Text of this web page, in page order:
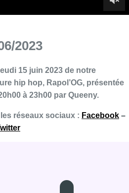
2023
15 juin 2023 de notre
hip hop, Rapol’OG, présentée
à 23h00 par Queeny.
réseaux sociaux : Facebook –